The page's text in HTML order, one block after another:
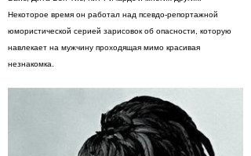
Некоторое время он работал над псевдо-репортажной
юмористической серией зарисовок об опасности, которую
навлекает на мужчину проходящая мимо красивая
незнакомка.